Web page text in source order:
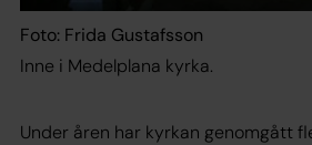
Foto: Frida Gustafsson
Inne i Medelplana kyrka.
Under åren har kyrkan genomgått